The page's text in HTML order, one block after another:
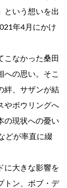
という想いを出
年4月にかけ
こなかった桑田
への思い。そこ
絆、サザンが結
やボウリングへ
の現状への憂い
どが率直に綴
に大きな影響を
トン、ボブ・デ